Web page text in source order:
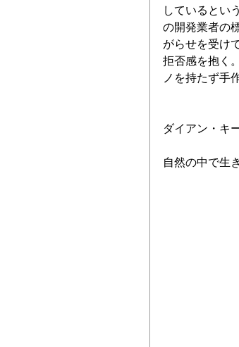
しているとい
の開発業者の
がらせを受け
拒否感を抱く
ノを持たず手
ダイアン・キ
自然の中で生